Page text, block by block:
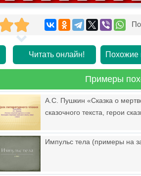
Читать онлайн! Похожие
Примеры
А.С. Пушкин «Сказка о
сказочного текста, герои
Импульс тела (примеры на